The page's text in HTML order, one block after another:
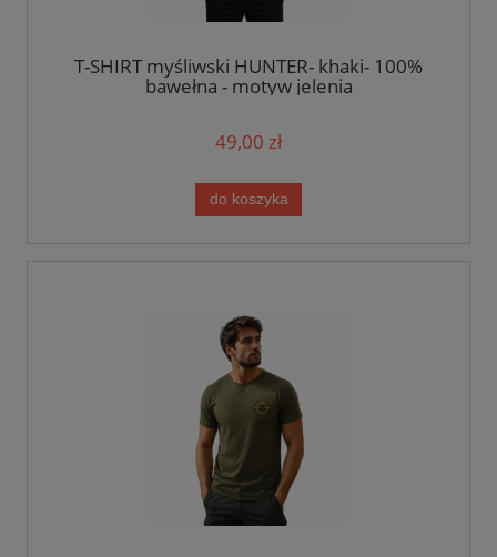
T-SHIRT myśliwski HUNTER- khaki- 100%
bawełna - motyw jelenia
49,00 zł
do koszyka